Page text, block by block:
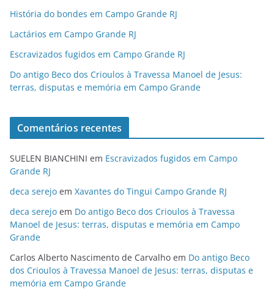
História do bondes em Campo Grande RJ
Lactários em Campo Grande RJ
Escravizados fugidos em Campo Grande RJ
Do antigo Beco dos Crioulos à Travessa Manoel de Jesus:
terras, disputas e memória em Campo Grande
Comentários recentes
SUELEN BIANCHINI em Escravizados fugidos em Campo
Grande RJ
deca serejo em Xavantes do Tingui Campo Grande RJ
deca serejo em Do antigo Beco dos Crioulos à Travessa
Manoel de Jesus: terras, disputas e memória em Campo
Grande
Carlos Alberto Nascimento de Carvalho em Do antigo Beco
dos Crioulos à Travessa Manoel de Jesus: terras, disputas e
memória em Campo Grande